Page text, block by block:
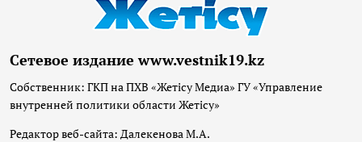
Сетевое издание www.vestnik19.kz
Собственник: ГКП на ПХВ «Жетісу Медиа» ГУ «Управление
внутренней политики области Жетісу»
Редактор веб-сайта: Далекенова М.А.